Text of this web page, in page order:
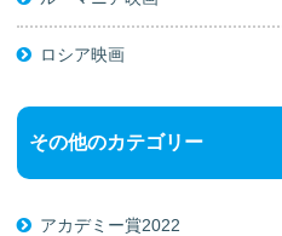
ロシア映画
その他のカテゴリー
アカデミー賞2022